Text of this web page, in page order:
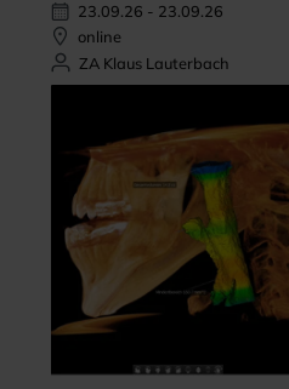
23.09.26 - 23.09.26
online
ZA Klaus Lauterbach